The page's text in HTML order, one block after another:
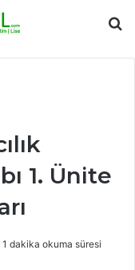
1. Ünite
1 dakika okuma süresi